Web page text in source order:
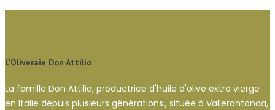
L'Oliveraie Don Attilio
La famille Don Attilio, productrice d'huile d'olive extra vierge
en Italie depuis plusieurs générations., située à Vallerontonda,